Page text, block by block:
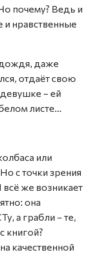
почему? Ведь и
и нравственные
дождя, даже
отдаёт свою
– ей
листе…
или
с точки зрения
же возникает
она
а грабли – те,
книгой?
качественной